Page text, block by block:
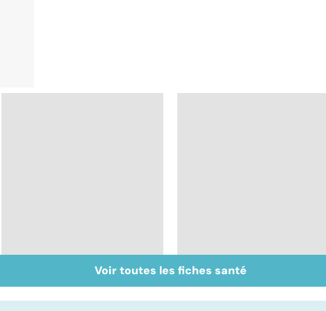
Tout savoir sur les
infections
Inflammation des
amygdales : que faire
Voir toutes les fiches santé